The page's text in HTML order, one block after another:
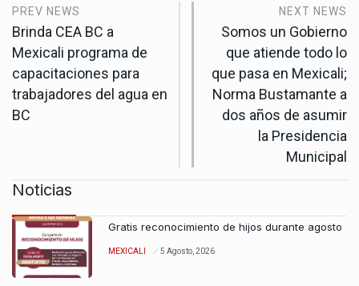
PREV NEWS
Brinda CEA BC a
Mexicali programa de
capacitaciones para
trabajadores del agua en
BC
NEXT NEWS
Somos un Gobierno
que atiende todo lo
que pasa en Mexicali;
Norma Bustamante a
dos años de asumir
la Presidencia
Municipal
Noticias
Gratis reconocimiento de hijos durante agosto
MEXICALI 5 Agosto, 2026